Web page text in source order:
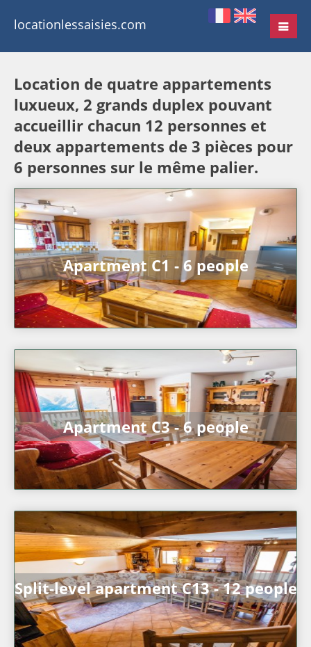
locationlessaisies.com
Location de quatre appartements
luxueux, 2 grands duplex pouvant
accueillir chacun 12 personnes et
deux appartements de 3 pièces pour
6 personnes sur le même palier.
Apartment C1 - 6 people
Apartment C3 - 6 people
Split-level apartment C13 - 12 people